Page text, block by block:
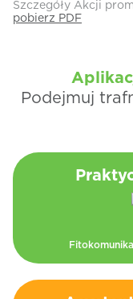
Szczegóły Akcji
pobierz PDF
Podejmuj